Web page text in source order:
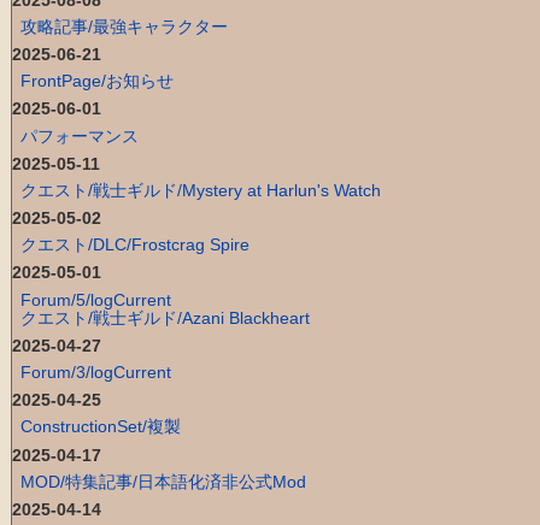
攻略記事/最強キャラクター
2025-06-21
FrontPage/お知らせ
2025-06-01
パフォーマンス
2025-05-11
クエスト/戦士ギルド/Mystery at Harlun's Watch
2025-05-02
クエスト/DLC/Frostcrag Spire
2025-05-01
Forum/5/logCurrent
クエスト/戦士ギルド/Azani Blackheart
2025-04-27
Forum/3/logCurrent
2025-04-25
ConstructionSet/複製
2025-04-17
MOD/特集記事/日本語化済非公式Mod
2025-04-14